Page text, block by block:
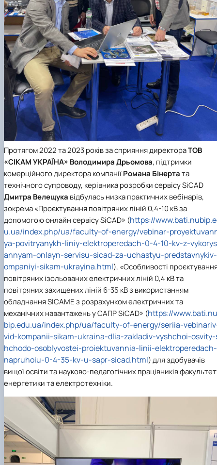
Протягом 2022 та 2023 років за сприяння директораТОВ
«СІКАМ УКРАЇНА» Володимира Дрьомова, підтримки
комерційного директора компаніїРомана Бінертата
технічного супроводу, керівника розробки сервісу SiCAD
Дмитра Велещука відбулась низка практичних вебінарів,
зокрема «Проєктування повітряних ліній 0,4-10 кВ за
допомогою онлайн сервісу SiCAD» (https://
u.ua/index.php/ua/faculty-of-energy/vebinar-
ya-povitryanykh-liniy-elektroperedach-0-4-10-kv-z-
annyam-onlayn-servisu-sicad-za-uchastyu-
ompaniyi-sikam-ukrayina.html), «Особливості
повітряних ізольованих електричних ліній 0,4 кВ та
повітряних захищених ліній 6-35 кВ з використанням
обладнання SICAME з розрахунком електричних та
механічних навантажень у САПР SiCAD» (https://www.bati.nu
bip.edu.ua/index.php/ua/faculty-of-energy/seriia-
vid-kompanii-sikam-ukraina-dlia-zakladiv-vyshchoi-
hchodo-osoblyvostei-proiektuvannia-linii-elektroperedach-
napruhoiu-0-4-35-kv-u-sapr-sicad.html) для здобувачів
вищої освіти та науково-педагогічних працівників
енергетики та електротехніки.